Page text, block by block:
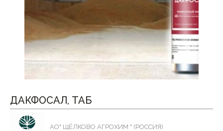
ДАКФОСАЛ, ТАБ
АО" ЩЁЛКОВО АГРОХИМ " (РОССИЯ)